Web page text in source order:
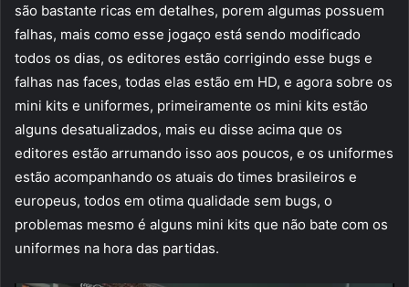
são bastante ricas em detalhes, porem algumas possuem
falhas, mais como esse jogaço está sendo modificado
todos os dias, os editores estão corrigindo esse bugs e
falhas nas faces, todas elas estão em HD, e agora sobre os
mini kits e uniformes, primeiramente os mini kits estão
alguns desatualizados, mais eu disse acima que os
editores estão arrumando isso aos poucos, e os uniformes
estão acompanhando os atuais do times brasileiros e
europeus, todos em otima qualidade sem bugs, o
problemas mesmo é alguns mini kits que não bate com os
uniformes na hora das partidas.